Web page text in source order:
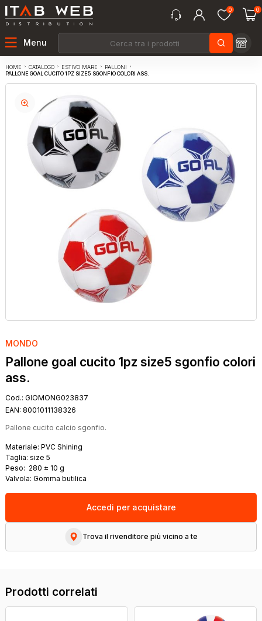
0 0
Menu
HOME CATALOGO ESTIVO MARE
PALLONI
PALLONE GOAL CUCITO 1PZ SIZE5 SGONFIO COLORI ASS.
MONDO
Pallone goal cucito 1pz size5 sgonfio colori
ass.
Cod.: GIOMONG023837
EAN: 8001011138326
Pallone cucito calcio sgonfio.
Materiale: PVC Shining
Taglia: size 5
Peso: 280 ± 10 g
Valvola: Gomma butilica
Accedi per acquistare
Trova il rivenditore più vicino a te
Prodotti correlati